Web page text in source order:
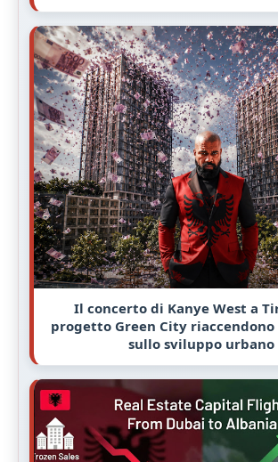
Il concerto di Kanye West a
progetto Green City
sullo sviluppo urbano